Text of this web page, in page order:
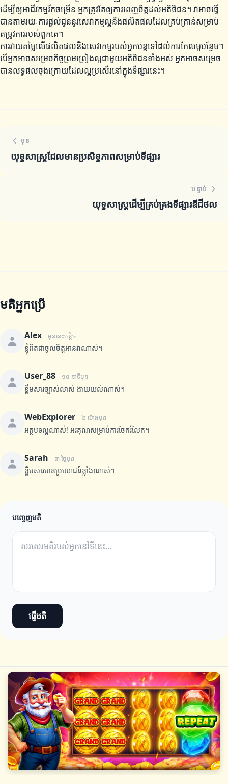
ដើម្បីឲ្យអាជីវកម្មរីកចម្រើន អ្នកត្រូវតែឲ្យការពេញចិត្តដល់អតិថិជន។ វាអាចធ្វើ
បានតាមរយៈការផ្តល់ជូននូវសេវាកម្មល្អនិងផលិតផលដែលគ្រប់គ្រាន់សម្រាប់
តម្រូវការរបស់ពួកគេ។
ការវាយតម្លៃលើផលិតផលនិងសេវាកម្មរបស់អ្នកបន្តទៅដល់ការកែលម្អបន្ថែម។
បើអ្នកអាចសម្រេចកិច្ចព្រមព្រៀងល្អជាមួយអតិថិជនទាំងអស់ អ្នកអាចសម្រេច
បានលទ្ធផលចុងក្រោយដែលល្អប្រសើរនៅក្នុងទីផ្សារនេះ។
មុន
យុទ្ធសាស្ត្រដែលមានប្រសិទ្ធភាពសម្រាប់ទីផ្សារ
បន្ទាប់
យុទ្ធសាស្ត្រដើម្បីគ្រប់គ្រងទីផ្សារឌីជីថល
មតិអ្នកប្រើ
Alex មុននេះបន្តិច
ខ្ញុំពិតជាចូលចិត្តអានវាណាស់។
User_88 ១០ នាទីមុន
ខ្លឹមសារច្បាស់លាស់ ងាយយល់ណាស់។
WebExplorer ២ ម៉ោងមុន
អត្ថបទល្អណាស់! អរគុណសម្រាប់ការចែករំលែក។
Sarah ៣ ថ្ងៃមុន
ខ្លឹមសារមានប្រយោជន៍ខ្លាំងណាស់។
បញ្ចេញមតិ
ផ្ញើមតិ